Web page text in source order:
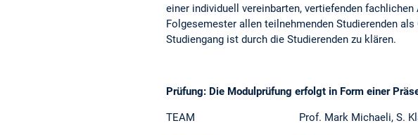
einer individuell vereinbarten, vertiefenden
Folgesemester allen teilnehmenden Studierenden
Studiengang ist durch die Studierenden zu klären.
Prüfung: Die Modulprüfung erfolgt in Form einer
TEAM Prof. Mark Michaeli, S.